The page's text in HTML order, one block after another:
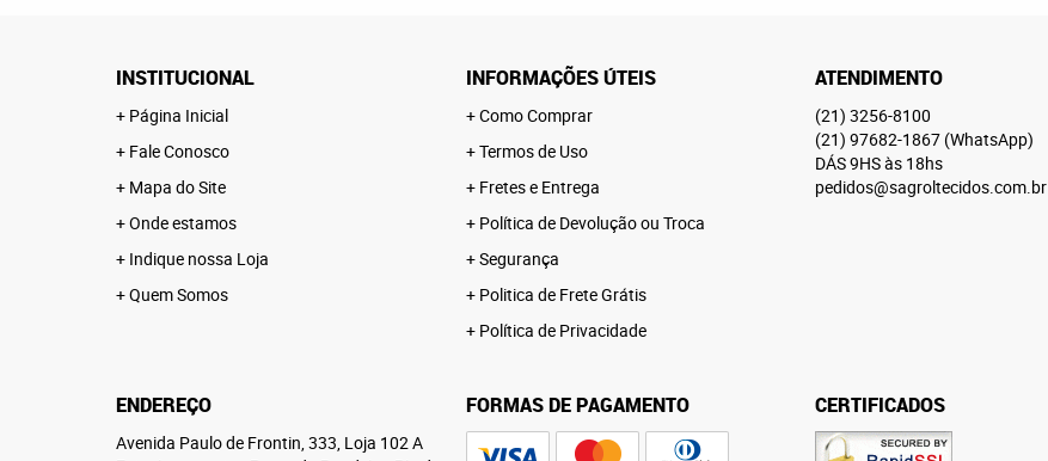
INSTITUCIONAL
Página Inicial
Fale Conosco
Mapa do Site
Onde estamos
Indique nossa Loja
Quem Somos
INFORMAÇÕES ÚTEIS
Como Comprar
Termos de Uso
Fretes e Entrega
Política de Devolução ou Troca
Segurança
Politica de Frete Grátis
Política de Privacidade
ATENDIMENTO
(21) 3256-8100
(21) 97682-1867 (WhatsApp)
DÁS 9HS às 18hs
pedidos@sagroltecidos.com.br
ENDEREÇO
Avenida Paulo de Frontin, 333, Loja 102 A
FORMAS DE PAGAMENTO CERTIFICADOS